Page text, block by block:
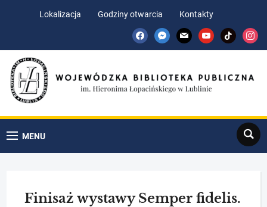
Lokalizacja Godziny otwarcia
Kontakty
facebookmessenger
mail youtubetiktok
MENU
Search
Finisaż wystawy Semper fidelis.